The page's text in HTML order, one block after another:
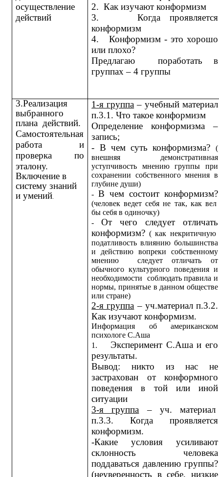
осуществление
действий
2. Как изучают конформизм
3.
Когда проявляется
конформизм
4.
Конформизм - это хорошо
или плохо?
Предлагаю поработать в
группах – 4 группы
3.Реализация
выбранного
плана действий.
Самостоятельная
работа и
проверка по
эталону.
Включение в
систему знаний
и умений
1-я группа – учебный материал
п.3.1. Что такое конформизм
Определение конформизма –
запись;
- В чем суть конформизма?
(
внешняя демонстративная
уступчивость мнению группы при
сохранении собственного мнения в
глубине души)
- В чем состоит конформизм?
(человек ведет себя не так, как вел
бы себя в одиночку)
-От чего следует отличать
конформизм? ( как некритичную
податливость влиянию большинства
и действию вопреки собственному
мнению следует отличать от
обычного культурного поведения и
необходимости соблюдать правила и
нормы, принятые в данном обществе
или стране)
2-я группа – уч.материал п.3.2.
Как изучают конформизм.
Информация об американском
психологе С.Аша
1.
Эксперимент С.Аша и его
результаты.
Вывод: никто из нас не
застрахован от конформного
поведения в той или иной
ситуации
3-я группа – уч. материал
п.3.3. Когда проявляется
конформизм.
-Какие условия усиливают
склонность человека
поддаваться давлению группы?
(неуверенность в себе, низкие